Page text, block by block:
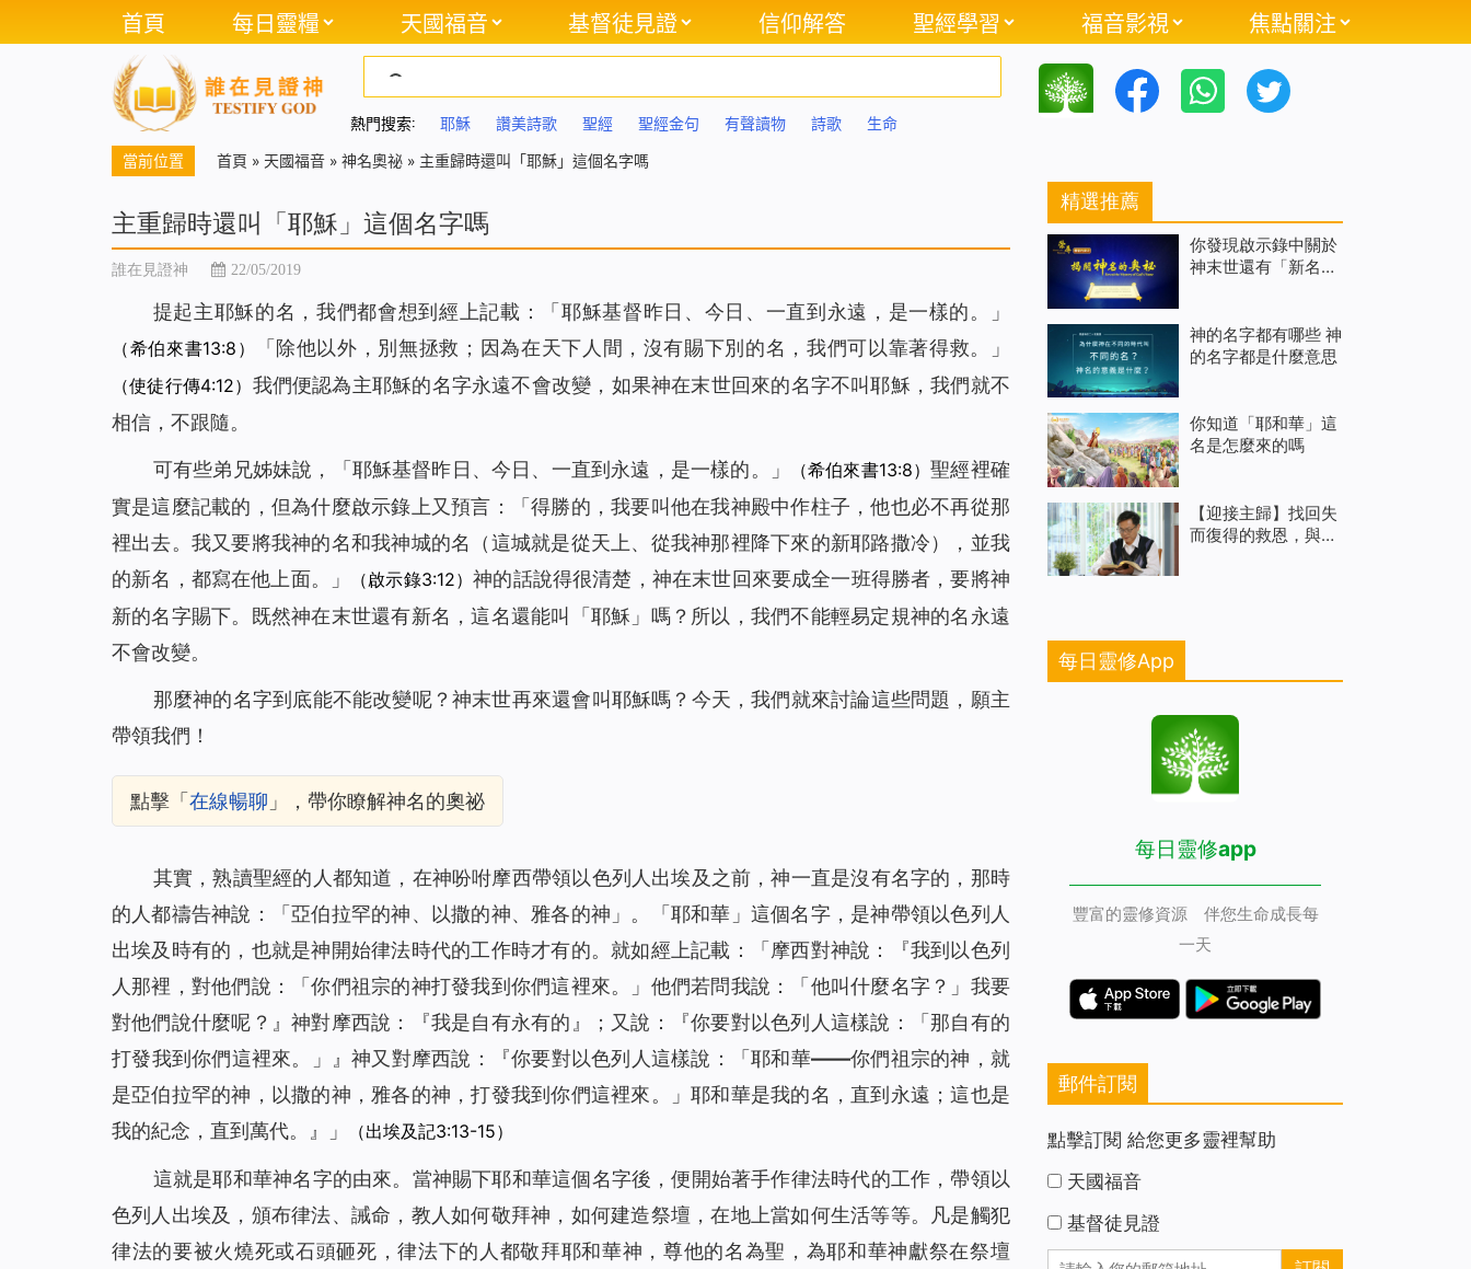
首頁 每日靈糧 天國福音 基督徒見證 信仰解答 聖經學習 福音影視 焦點關注
熱門搜索: 耶穌 讚美詩歌 聖經 聖經金句 有聲讀物 詩歌 生命
當前位置 首頁 » 天國福音 » 神名奧祕 » 主重歸時還叫「耶穌」這個名字嗎
主重歸時還叫「耶穌」這個名字嗎
誰在見證神 22/05/2019
提起主耶穌的名，我們都會想到經上記載：「耶穌基督昨日、今日、一直到永遠，是一樣的。」
（希伯來書13:8） 「除他以外，別無拯救；因為在天下人間，沒有賜下別的名，我們可以靠著得救。」
（使徒行傳4:12） 我們便認為主耶穌的名字永遠不會改變，如果神在末世回來的名字不叫耶穌，我們就不
相信，不跟隨。
可有些弟兄姊妹說，「耶穌基督昨日、今日、一直到永遠，是一樣的。」 （希伯來書13:8）聖經裡確
實是這麼記載的，但為什麼啟示錄上又預言：「得勝的，我要叫他在我神殿中作柱子，他也必不再從那
裡出去。我又要將我神的名和我神城的名（這城就是從天上、從我神那裡降下來的新耶路撒冷），並我
的新名，都寫在他上面。
」 （啟示錄3:12）神的話說得很清楚，神在末世回來要成全一班得勝者，要將神
新的名字賜下。既然神在末世還有新名，這名還能叫「耶穌」嗎？所以，我們不能輕易定規神的名永遠
不會改變。
那麼神的名字到底能不能改變呢？神末世再來還會叫耶穌嗎？今天，我們就來討論這些問題，願主
帶領我們！
點擊「 在線暢聊 」，帶你瞭解神名的奧祕
其實，熟讀聖經的人都知道，在神吩咐摩西帶領以色列人出埃及之前，神一直是沒有名字的，那時
的人都禱告神說：「亞伯拉罕的神、以撒的神、雅各的神」。「耶和華」這個名字，是神帶領以色列人
出埃及時有的，也就是神開始律法時代的工作時才有的。就如經上記載：「摩西對神說：『我到以色列
人那裡，對他們說：「你們祖宗的神打發我到你們這裡來。」他們若問我說：「他叫什麼名字？」我要
對他們說什麼呢？』神對摩西說：『我是自有永有的 』；又說：『你要對以色列人這樣說：「那自有的
打發我到你們這裡來。」
』神又對摩西說：『你要對以色列人這樣說：「耶和華——你們祖宗的神，就
是亞伯拉罕的神，以撒的神，雅各的神，打發我到你們這裡來。」耶和華是我的名，直到永遠；這也是
我的紀念，直到萬代。
』」 （出埃及記3:13-15）
這就是耶和華神名字的由來。當神賜下耶和華這個名字後，便開始著手作律法時代的工作，帶領以
色列人出埃及，頒布律法、誡命，教人如何敬拜神，如何建造祭壇，在地上當如何生活等等。凡是觸犯
律法的要被火燒死或石頭砸死，律法下的人都敬拜耶和華神，尊他的名為聖，為耶和華神獻祭在祭壇
精選推薦
你發現啟示錄中關於
神末世還有「新名」
神的名字都有哪些 神
的名字都是什麼意思
你知道「耶和華」這
名是怎麼來的嗎
【迎接主歸】找回失
而復得的救恩，與主
每日靈修App
每日靈修app
豐富的靈修資源 伴您生命成長每
一天
郵件訂閱
點擊訂閱 給您更多靈裡幫助
天國福音
基督徒見證